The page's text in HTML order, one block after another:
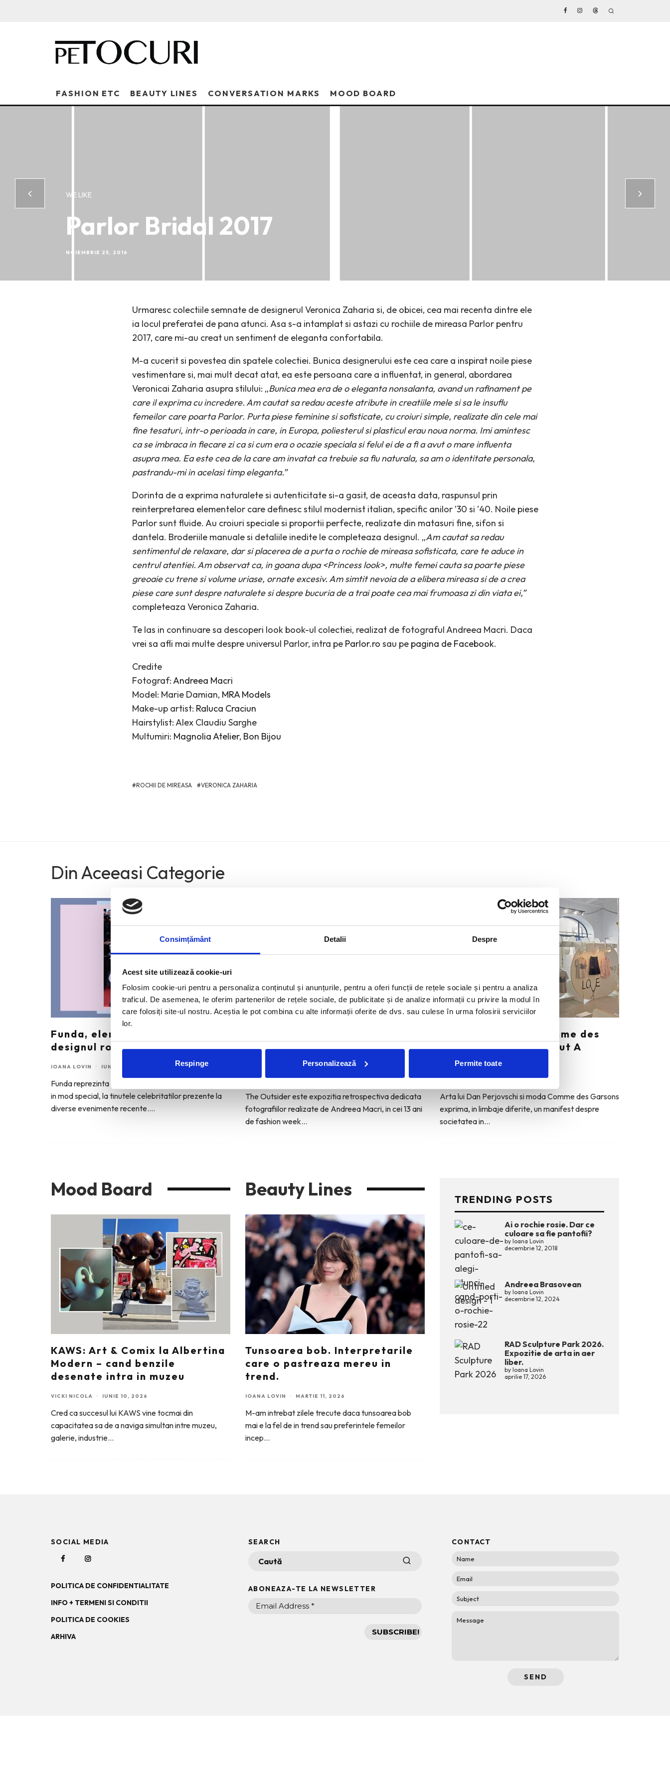
Consimțământ Detalii Despre
Acest site utilizează cookie-uri
Folosim cookie-uri pentru a personaliza conținutul și anunțurile, pentru a oferi funcții de rețele sociale și pentru a analiza
traficul. De asemenea, le oferim partenerilor de rețele sociale, de publicitate și de analize informații cu privire la modul în
care folosiți site-ul nostru. Aceștia le pot combina cu alte informații oferite de dvs. sau culese în urma folosirii serviciilor
lor.
Respinge Personalizează Permite toate
FASHION ETC BEAUTY LINES CONVERSATION MARKS MOOD BOARD
WE LIKE
Parlor Bridal 2017
NOIEMBRIE 25, 2016
Urmaresc colectiile semnate de designerul Veronica Zaharia si, de obicei, cea mai recenta dintre ele
ia locul preferatei de pana atunci. Asa s-a intamplat si astazi cu rochiile de mireasa Parlor pentru
2017, care mi-au creat un sentiment de eleganta confortabila.
M-a cucerit si povestea din spatele colectiei. Bunica designerului este cea care a inspirat noile piese
vestimentare si, mai mult decat atat, ea este persoana care a influentat, in general, abordarea
Veronicai Zaharia asupra stilului: „Bunica mea era de o eleganta nonsalanta, avand un rafinament pe
care il exprima cu incredere. Am cautat sa redau aceste atribute in creatiile mele si sa le insuflu
femeilor care poarta Parlor. Purta piese feminine si sofisticate, cu croiuri simple, realizate din cele mai
fine tesaturi, intr-o perioada in care, in Europa, poliesterul si plasticul erau noua norma. Imi amintesc
ca se imbraca in fiecare zi ca si cum era o ocazie speciala si felul ei de a fi a avut o mare influenta
asupra mea. Ea este cea de la care am invatat ca trebuie sa fiu naturala, sa am o identitate personala,
pastrandu-mi in acelasi timp eleganta.”
Dorinta de a exprima naturalete si autenticitate si-a gasit, de aceasta data, raspunsul prin
reinterpretarea elementelor care definesc stilul modernist italian, specific anilor ’30 si ’40. Noile piese
Parlor sunt fluide. Au croiuri speciale si proportii perfecte, realizate din matasuri fine, sifon si
dantela. Broderiile manuale si detaliile inedite le completeaza designul. „Am cautat sa redau
sentimentul de relaxare, dar si placerea de a purta o rochie de mireasa sofisticata, care te aduce in
centrul atentiei.Am observat ca, in goana dupa <Princess look>, multe femei cauta sa poarte piese
greoaie cu trene si volume uriase, ornate excesiv. Am simtit nevoia de a elibera mireasa si de a crea
piese care sunt despre naturalete si despre bucuria de a trai poate cea mai frumoasa zi din viata ei,”
completeaza Veronica Zaharia.
Te las in continuare sa descoperi look book-ul colectiei, realizat de fotograful Andreea Macri. Daca
vrei sa afli mai multe despre universul Parlor, intra pe Parlor.ro sau pe pagina de Facebook.
Credite
Fotograf:Andreea Macri
Model: Marie Damian, MRA Models
Make-up artist: Raluca Craciun
Hairstylist: Alex Claudiu Sarghe
Multumiri: Magnolia Atelier, Bon Bijou
ROCHII DE MIREASA VERONICA ZAHARIA
Din Aceeasi Categorie
Funda, element cheie in
designul rochiilor de ocazie
IOANA LOVIN · IUNIE 18, 2026
Funda reprezinta elementul care mi-a atras atentia,
in mod special, la tinutele celebritatilor prezente la
diverse evenimente recente....
ani de fotografie de moda intr-
o expozitie.
IOANA LOVIN · IUNIE 8, 2026
The Outsider este expozitia retrospectiva dedicata
fotografiilor realizate de Andreea Macri, in cei 13 ani
de fashion week...
Dan Perjovschi x Comme des
Garcons. A Story About A
Collaboration.
IOANA LOVIN · IUNIE 3, 2026
Arta lui Dan Perjovschi si moda Comme des Garsons
exprima, in limbaje diferite, un manifest despre
societatea in...
Mood Board
KAWS: Art & Comix la Albertina
Modern – cand benzile
desenate intra in muzeu
VICKI NICOLA · IUNIE 10, 2026
Cred ca succesul lui KAWS vine tocmai din
capacitatea sa de a naviga simultan intre muzeu,
galerie, industrie...
Beauty Lines
Tunsoarea bob. Interpretarile
care o pastreaza mereu in
trend.
IOANA LOVIN · MARTIE 11, 2026
M-am intrebat zilele trecute daca tunsoarea bob
mai e la fel de in trend sau preferintele femeilor
incep...
TRENDING POSTS
Ai o rochie rosie. Dar ce
culoare sa fie pantofii?
by Ioana Lovin
decembrie 12, 2018
Andreea Brasovean
by Ioana Lovin
decembrie 12, 2024
RAD Sculpture Park 2026.
Expozitie de arta in aer
liber.
by Ioana Lovin
aprilie 17, 2026
SOCIAL MEDIA
POLITICA DE CONFIDENTIALITATE
INFO + TERMENI SI CONDITII
POLITICA DE COOKIES
ARHIVA
SEARCH
ABONEAZA-TE LA NEWSLETTER
CONTACT